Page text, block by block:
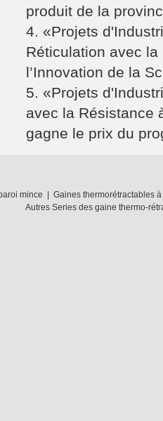
produit de la
4. «Projets
Réticulation avec la
l’Innovation de la
5. «Projets
avec la Résistance
gagne le prix du
mince
Gaines thermorétractables
Autres Series des gaine thermo-